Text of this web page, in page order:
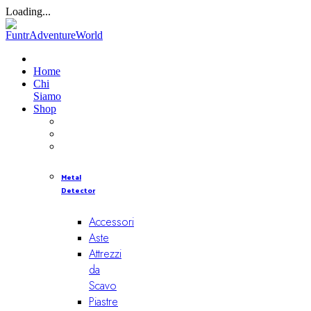
Loading...
Home
Chi
Siamo
Shop
Metal
Detector
Accessori
Aste
Attrezzi
da
Scavo
Piastre